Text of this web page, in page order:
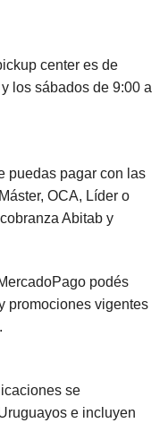
center es de
los sábados de 9:00 a
puedas pagar con las
OCA, Líder o
Abitab y
podés
promociones vigentes
se
e incluyen